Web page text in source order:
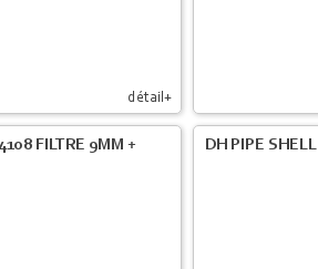
détail+
FILTRE 9MM +
DH PIPE